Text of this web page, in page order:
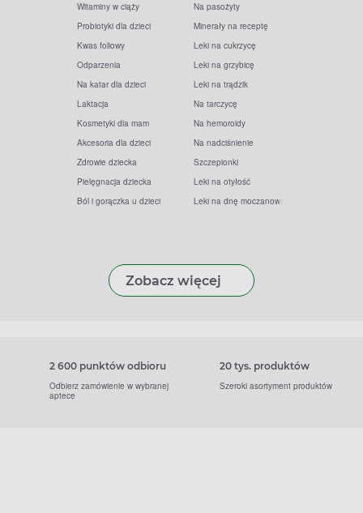
Witaminy w ciąży
Probiotyki dla dzieci
Kwas foliowy
Odparzenia
Na katar dla dzieci
Laktacja
Kosmetyki dla mam
Akcesoria dla dzieci
Zdrowie dziecka
Pielęgnacja dziecka
Ból i gorączka u dzieci
Na pasożyty
Minerały na receptę
Leki na cukrzycę
Leki na grzybicę
Leki na trądzik
Na tarczycę
Na hemoroidy
Na nadciśnienie
Szczepionki
Leki na otyłość
Leki na dnę moczanową
Zobacz więcej
2 600 punktów odbioru
Odbierz zamówienie w wybranej
aptece
20 tys. produktów
Szeroki asortyment produktów